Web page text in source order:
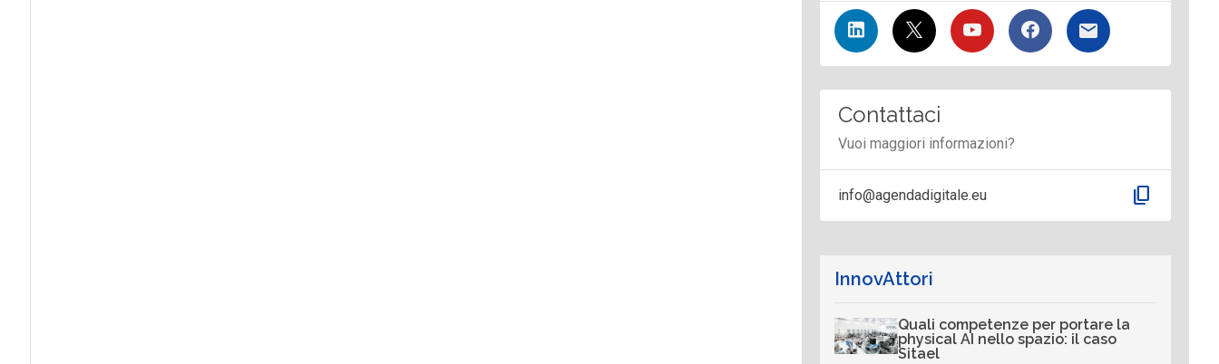
Contattaci
Vuoi maggiori informazioni?
info@agendadigitale.eu content_copy
InnovAttori
Quali competenze per portare la
physical AI nello spazio: il caso
Sitael